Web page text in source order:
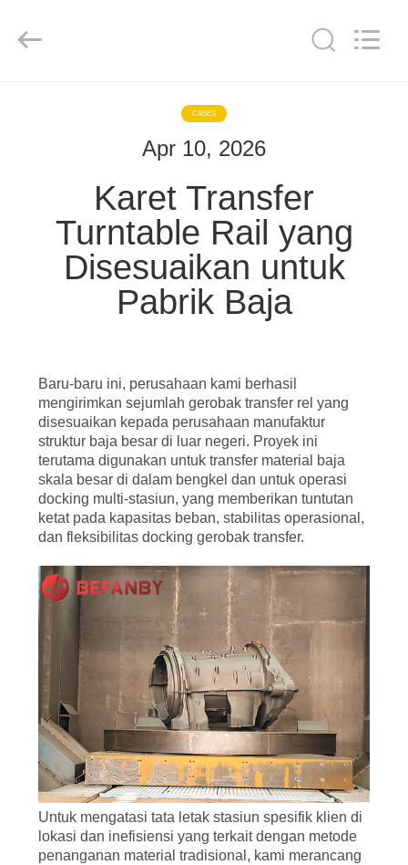
TENTANG
KONTROL
KUALITAS
HUBUNGI
KAMI
BERITA
PERMINTAAN
PENAWARAN
SITEMAP
PRIVACY
POLICY
Mechanical
CASES
Apr 10, 2026
Karet Transfer
Turntable Rail yang
Disesuaikan untuk
Pabrik Baja
Baru-baru ini, perusahaan kami berhasil
mengirimkan sejumlah gerobak transfer rel yang
disesuaikan kepada perusahaan manufaktur
struktur baja besar di luar negeri. Proyek ini
terutama digunakan untuk transfer material baja
skala besar di dalam bengkel dan untuk operasi
docking multi-stasiun, yang memberikan tuntutan
ketat pada kapasitas beban, stabilitas operasional,
dan fleksibilitas docking gerobak transfer.
Untuk mengatasi tata letak stasiun spesifik klien di
lokasi dan inefisiensi yang terkait dengan metode
penanganan material tradisional, kami merancang